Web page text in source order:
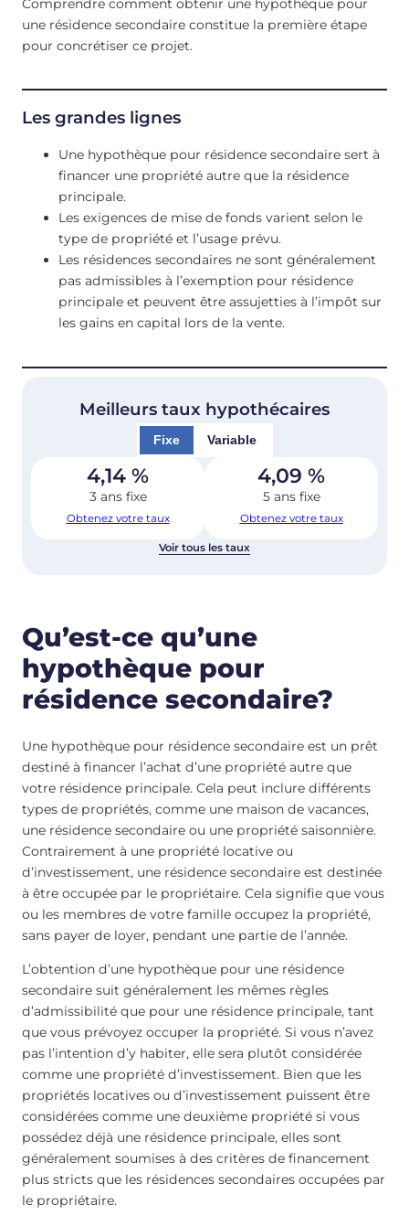
Comprendre comment obtenir une hypothèque pour
une résidence secondaire constitue la première étape
pour concrétiser ce projet.
Les grandes lignes
Une hypothèque pour résidence secondaire sert à
financer une propriété autre que la résidence
principale.
Les exigences de mise de fonds varient selon le
type de propriété et l’usage prévu.
Les résidences secondaires ne sont généralement
pas admissibles à l’exemption pour résidence
principale et peuvent être assujetties à l’impôt sur
les gains en capital lors de la vente.
Meilleurs taux hypothécaires
Fixe Variable
4,14 %
3 ans fixe
Obtenez votre taux
4,09 %
5 ans fixe
Obtenez votre taux
Voir tous les taux
Qu’est-ce qu’une
hypothèque pour
résidence secondaire?
Une hypothèque pour résidence secondaire est un prêt
destiné à financer l’achat d’une propriété autre que
votre résidence principale. Cela peut inclure différents
types de propriétés, comme une maison de vacances,
une résidence secondaire ou une propriété saisonnière.
Contrairement à une propriété locative ou
d’investissement, une résidence secondaire est destinée
à être occupée par le propriétaire. Cela signifie que vous
ou les membres de votre famille occupez la propriété,
sans payer de loyer, pendant une partie de l’année.
L’obtention d’une hypothèque pour une résidence
secondaire suit généralement les mêmes règles
d’admissibilité que pour une résidence principale, tant
que vous prévoyez occuper la propriété. Si vous n’avez
pas l’intention d’y habiter, elle sera plutôt considérée
comme une propriété d’investissement. Bien que les
propriétés locatives ou d’investissement puissent être
considérées comme une deuxième propriété si vous
possédez déjà une résidence principale, elles sont
généralement soumises à des critères de financement
plus stricts que les résidences secondaires occupées par
le propriétaire.